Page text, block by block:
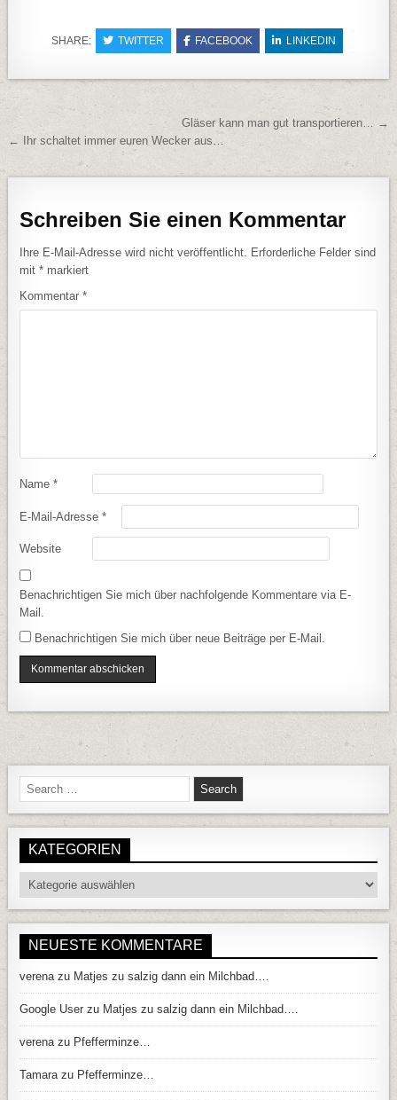
SHARE: TWITTER FACEBOOK LINKEDIN
BeitragsnavigationGläser kann man gut transportieren… →
← Ihr schaltet immer euren Wecker aus…
Schreiben Sie einen Kommentar
Ihre E-Mail-Adresse wird nicht veröffentlicht.
Erforderliche Felder sind
mit* markiert
Kommentar*
Name*
E-Mail-Adresse*
Website
Benachrichtigen Sie mich über nachfolgende Kommentare via E-
Mail.
Benachrichtigen Sie mich über neue Beiträge per E-Mail.
Search for:
KATEGORIEN
Kategorien
NEUESTE KOMMENTARE
verenazu Matjes zu salzig dann ein Milchbad….
Google User zu Matjes zu salzig dann ein Milchbad….
verenazu Pfefferminze…
Tamarazu Pfefferminze…